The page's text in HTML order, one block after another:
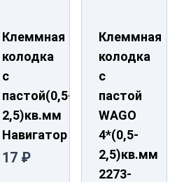
Клеммная
колодка
с
пастой(0,5-
2,5)кв.мм
Навигатор
17 ₽
Клеммная
колодка
с
пастой
WAGO
4*(0,5-
2,5)кв.мм
2273-